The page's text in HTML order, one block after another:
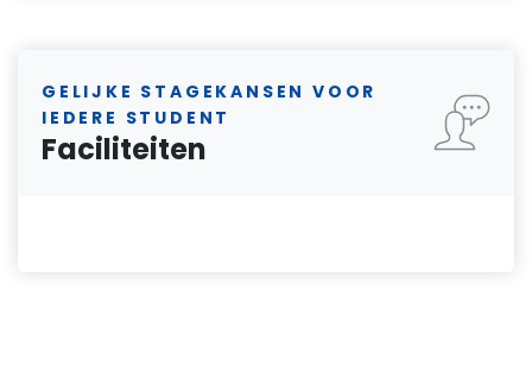
GELIJKE STAGEKANSEN VOOR
IEDERE STUDENT
Faciliteiten